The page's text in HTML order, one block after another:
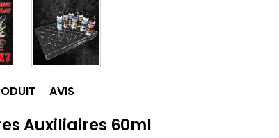
AVIS
Auxiliaires 60ml